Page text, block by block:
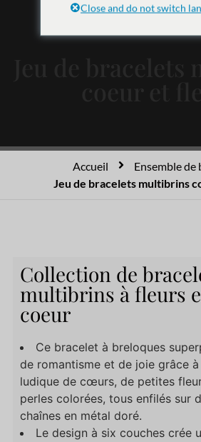
Accueil
Ensemble de
Jeu de bracelets multibrins
Collection de
multibrins à fleurs
coeur
Ce bracelet à breloques
de romantisme et de joie grâce
ludique de cœurs, de petites
perles colorées, tous enfilés sur
chaînes en métal doré.
Le design à six couches crée
Close and do not switch